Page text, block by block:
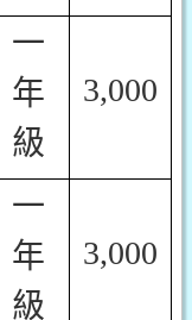
一
年
級
3,000
一
年
級
3,000